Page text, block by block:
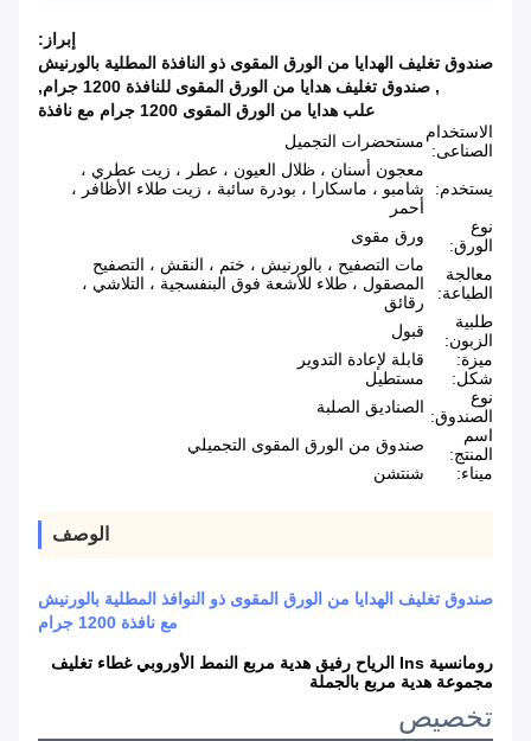
إبراز:
صندوق تغليف الهدايا من الورق المقوى ذو النافذة المطلية بالورنيش
, صندوق تغليف هدايا من الورق المقوى للنافذة 1200 جرام
,
علب هدايا من الورق المقوى 1200 جرام مع نافذة
الاستخدام
الصناعى: مستحضرات التجميل
يستخدم:
معجون أسنان ، ظلال العيون ، عطر ، زيت عطري ،
شامبو ، ماسكارا ، بودرة سائبة ، زيت طلاء الأظافر ،
أحمر
نوع
الورق:
ورق مقوى
معالجة
الطباعة:
مات التصفيح ، بالورنيش ، ختم ، النقش ، التصفيح
المصقول ، طلاء للأشعة فوق البنفسجية ، التلاشي ،
رقائق
طلبية
الزبون:
قبول
ميزة:
قابلة لإعادة التدوير
شكل:
مستطيل
نوع
الصندوق: الصناديق الصلبة
اسم
المنتج:
صندوق من الورق المقوى التجميلي
ميناء:
شنتشن
الوصف
صندوق تغليف الهدايا من الورق المقوى ذو النوافذ المطلية بالورنيش
مع نافذة 1200 جرام
رومانسية Ins الرياح رفيق هدية مربع النمط الأوروبي غطاء تغليف
مجموعة هدية مربع بالجملة
تخصيص